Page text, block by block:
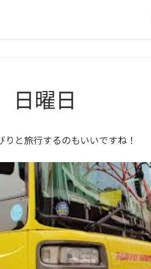
曜日
りと旅行するのもいいですね！